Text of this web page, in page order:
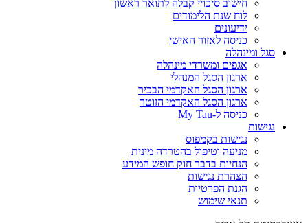
חישוב סיכויי קבלה לתואר ראשון
לוח שנת הלימודים
ידיעונים
כניסה לאזור האישי
סגל ומינהלה
אגפים ומשרדי מינהלה
ארגון הסגל המנהלי
ארגון הסגל האקדמי הבכיר
ארגון הסגל האקדמי הזוטר
כניסה ל-My Tau
נגישות
נגישות בקמפוס
מניעה וטיפול בהטרדה מינית
הנחיות בדבר חוק חופש המידע
הצהרת נגישות
הגנת הפרטיות
תנאי שימוש